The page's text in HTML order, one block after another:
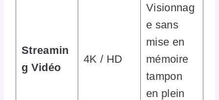
Streamin
g Vidéo
4K / HD
Visionnag
e sans
mise en
mémoire
tampon
en plein